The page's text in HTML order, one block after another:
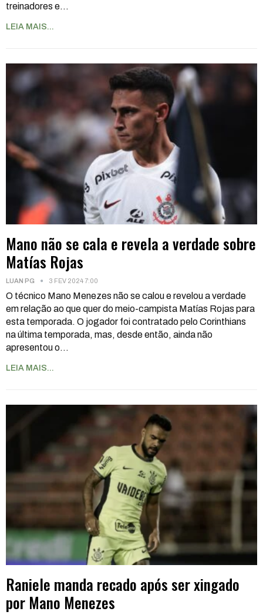
treinadores e…
LEIA MAIS...
Mano não se cala e revela a verdade sobre
Matías Rojas
LUAN PG 3 FEV 2024 7:00
O técnico Mano Menezes não se calou e revelou a verdade
em relação ao que quer do meio-campista Matías Rojas para
esta temporada. O jogador foi contratado pelo Corinthians
na última temporada, mas, desde então, ainda não
apresentou o…
LEIA MAIS...
Raniele manda recado após ser xingado
por Mano Menezes